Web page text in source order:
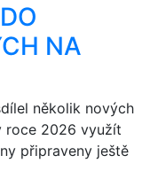
NA
několik nových
roce 2026 využít
připraveny ještě